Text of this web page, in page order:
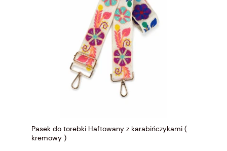
Pasek do torebki Haftowany z karabińczykami (
kremowy )